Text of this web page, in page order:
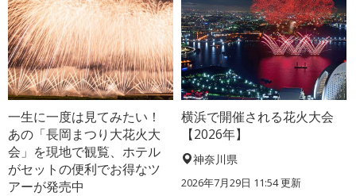
一生に一度は見てみたい！
あの「長岡まつり大花火大
会」を現地で観覧、ホテル
がセットの便利でお得なツ
アーが発売中
横浜で開催される花火大会
【2026年】
神奈川県
2026年7月29日 11:54 更新